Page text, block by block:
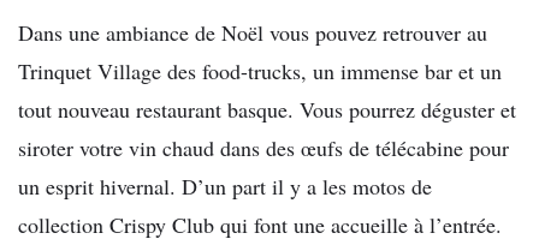
Dans une ambiance de Noël vous pouvez retrouver au
Trinquet Village des food-trucks, un immense bar et un
tout nouveau restaurant basque. Vous pourrez déguster et
siroter votre vin chaud dans des œufs de télécabine pour
un esprit hivernal. D’un part il y a les motos de
collection Crispy Club qui font une accueille à l’entrée.